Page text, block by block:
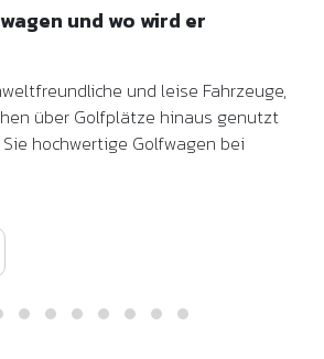
und wo wird er
und leise Fahrzeuge,
über Golfplätze hinaus genutzt
hochwertige Golfwagen bei